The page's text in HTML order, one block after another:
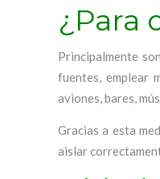
¿Para
Principalmente
fuentes, emplear
aviones, bares,
Gracias a esta
aislar